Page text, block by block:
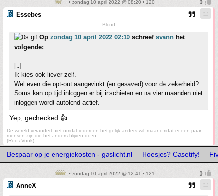
• zondag 10 april 2022 @ 08:20 • 120
Essebes
Blond
Op zondag 10 april 2022 02:10 schreef svann het
volgende:
[..]
Ik kies ook liever zelf.
Wel even die opt-out aangevinkt (en gesaved) voor de zekerheid?
Soms kan op tijd inloggen er bij inschieten en na vier maanden niet
inloggen wordt autolend actief.
Yep, gechecked 👍
De wereld verandert niet omdat iedereen het gelijk anders wil, maar omdat er een paar
mensen zijn die het anders blijven doen.
(Roos Vonk)
Bespaar op je energiekosten - gaslicht.nl Hoesjes? Casetify!
• zondag 10 april 2022 @ 12:41 • 121
AnneX